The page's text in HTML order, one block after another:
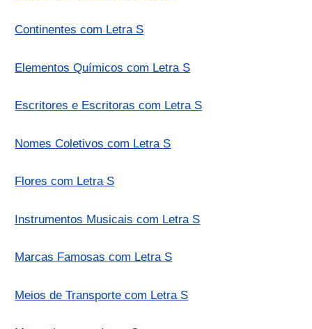
Continentes com Letra S
Elementos Químicos com Letra S
Escritores e Escritoras com Letra S
Nomes Coletivos com Letra S
Flores com Letra S
Instrumentos Musicais com Letra S
Marcas Famosas com Letra S
Meios de Transporte com Letra S